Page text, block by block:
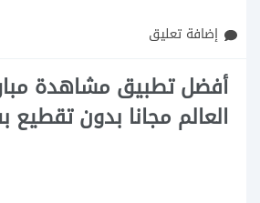
إضافة تعليق
أفضل تطبيق مشاهدة
العالم مجانا بدون تقطيع